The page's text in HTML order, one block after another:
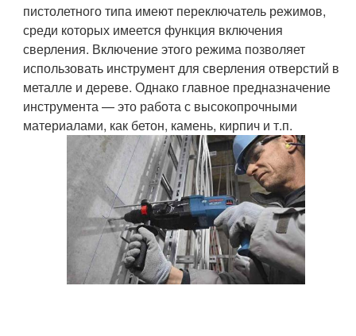
пистолетного типа имеют переключатель режимов,
среди которых имеется функция включения
сверления. Включение этого режима позволяет
использовать инструмент для сверления отверстий в
металле и дереве. Однако главное предназначение
инструмента — это работа с высокопрочными
материалами, как бетон, камень, кирпич и т.п.